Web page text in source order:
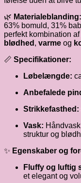
🌿 Materialeblanding:
63% bomuld, 31%
perfekt kombination
blødhed , varme og
📏 Specifikationer:
Løbelængde:
Anbefalede
Strikkefasthed:
Vask:
struktur og
✨ Egenskaber og
Fluffy og luftig
et elegant og